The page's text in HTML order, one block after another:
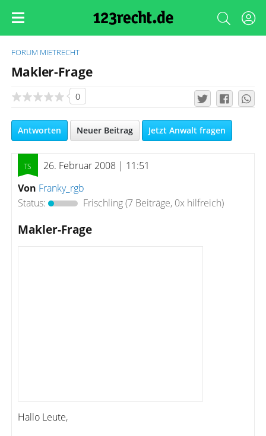
FORUM MIETRECHT
Makler-Frage
0
Antworten Neuer Beitrag Jetzt Anwalt fragen
26. Februar 2008 | 11:51
Von Franky_rgb
Status:
Frischling(7 Beiträge, 0x hilfreich)
Makler-Frage
Hallo Leute,